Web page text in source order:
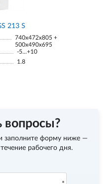
213 S
740x472x805 +
500x490x695
-5...+10
1.8
вопросы?
заполните форму ниже —
рабочего дня.